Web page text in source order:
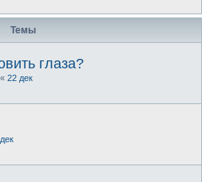
Темы
глаза?
« 22 дек